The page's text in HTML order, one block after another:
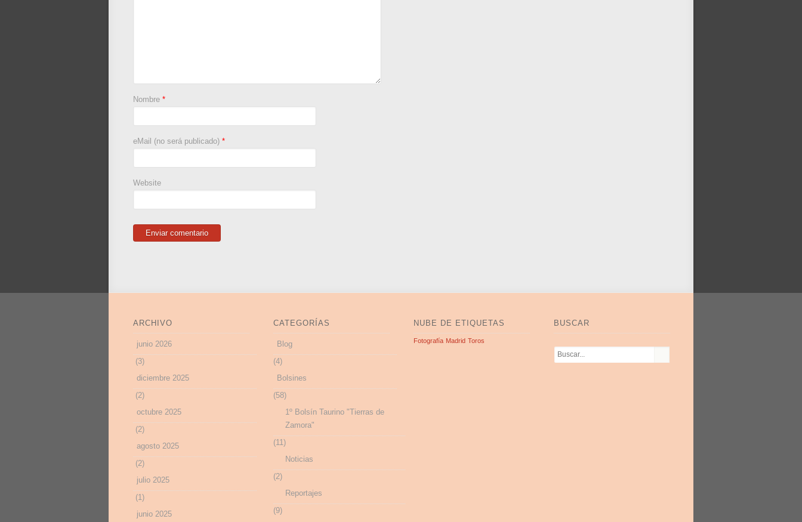
Nombre *
eMail (no será publicado) *
Website
ARCHIVO
junio 2026
(3)
diciembre 2025
(2)
octubre 2025
(2)
agosto 2025
(2)
julio 2025
(1)
junio 2025
CATEGORÍAS
Blog
(4)
Bolsines
(58)
1º Bolsín Taurino "Tierras de
Zamora"
(11)
Noticias
(2)
Reportajes
(9)
NUBE DE ETIQUETAS
Fotografía Madrid Toros
BUSCAR